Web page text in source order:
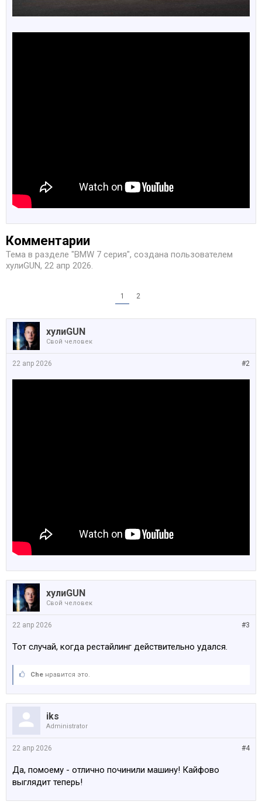
Комментарии
Тема в разделе "BMW 7 серия", создана пользователем
хулиGUN, 22 апр 2026.
1 2
хулиGUN
Свой человек
#2
22 апр 2026
хулиGUN
Свой человек
#3
22 апр 2026
Тот случай, когда рестайлинг действительно удался.
Che нравится это.
iks
Administrator
#4
22 апр 2026
Да, помоему - отлично починили машину! Кайфово
выглядит теперь!